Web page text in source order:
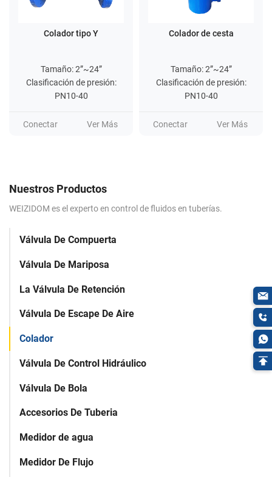
Nuestros Productos
WEIZIDOM es el experto en control de fluidos en tuberías.
Válvula De Compuerta
Válvula De Mariposa
La Válvula De Retención
Válvula De Escape De Aire
Colador
Válvula De Control Hidráulico
Válvula De Bola
Accesorios De Tuberia
Medidor de agua
Medidor De Flujo
Colador tipo Y
Tamaño: 2”~24”
Clasificación de presión:
PN10-40
Conectar Ver Más
Colador de cesta
Tamaño: 2”~24”
Clasificación de presión:
PN10-40
Conectar Ver Más